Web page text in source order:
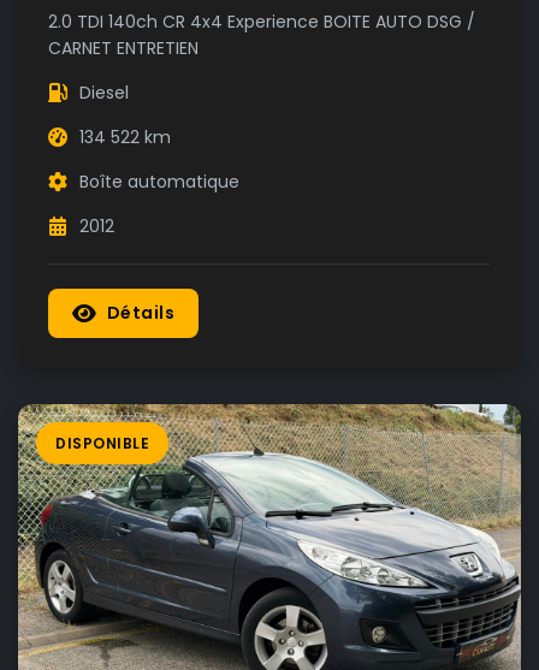
2.0 TDI 140ch CR 4x4 Experience BOITE AUTO DSG /
CARNET ENTRETIEN
Diesel
134 522 km
Boîte automatique
2012
Détails
DISPONIBLE